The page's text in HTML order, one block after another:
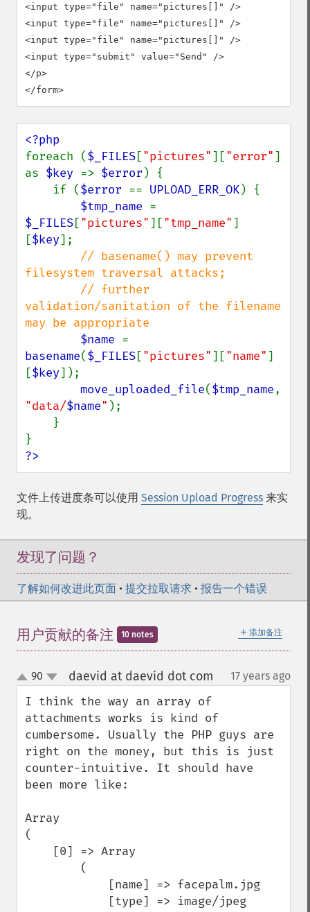
<input type="file" name="pictures[]" />
<input type="file" name="pictures[]" />
<input type="file" name="pictures[]" />
<input type="submit" value="Send" />
</p>
</form>
foreach ($_FILES["pictures"]["error"]
as $key => $error ) {
    if (
$error == UPLOAD_ERR_OK) {
$tmp_name
$_FILES["pictures"]["tmp_name"]
[$key];
// basename() may prevent
filesystem traversal attacks;
validation/sanitation of the filename
may be appropriate
$name
basename($_FILES["pictures"]["name"]
[$key]);
move_uploaded_file($tmp_name
"data/$name" );
?>
文件上传进度条可以使用 Session Upload Progress 来实
现。
发现了问题？
了解如何改进此页面 • 提交拉取请求 • 报告一个错误
＋ 添加备注
用户贡献的备注 10 notes
up
down
90 daevid at daevid dot com 17 years ago
I think the way an array of
attachments works is kind of
cumbersome. Usually the PHP guys are
right on the money, but this is just
counter-intuitive. It should have
been more like:
Array
(